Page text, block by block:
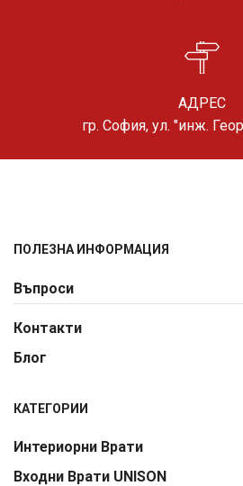
АДРЕС
гр. София, ул. "инж.
ПОЛЕЗНА ИНФОРМАЦИЯ
Въпроси
Контакти
Блог
КАТЕГОРИИ
Интериорни Врати
Входни Врати UNISON